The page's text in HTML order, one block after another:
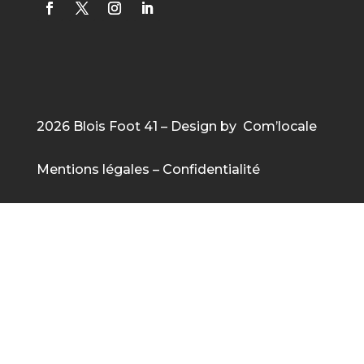
2026 Blois Foot 41 – Design by Com’locale
Mentions légales – Confidentialité